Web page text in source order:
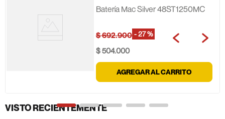
Batería Mac Silver 48ST1250MC
$692.900
$504.000
-27 %
AGREGAR AL CARRITO
VISTO RECIENTEMENTE